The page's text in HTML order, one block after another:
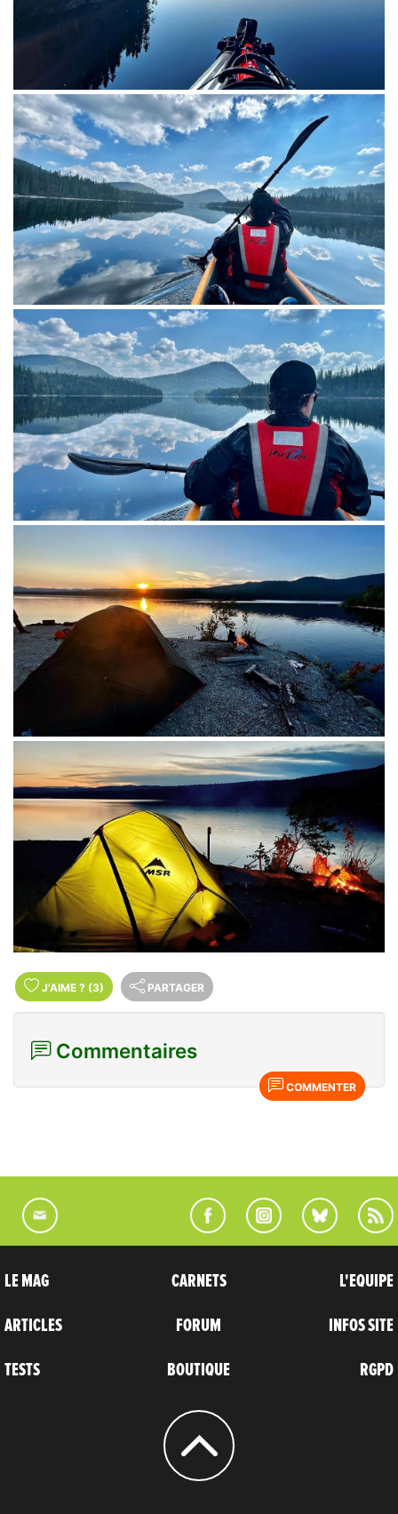
J'AIME ? (3) PARTAGER
Commentaires
COMMENTER
LE MAG
ARTICLES
TESTS
CARNETS
FORUM
BOUTIQUE
L'EQUIPE
INFOS SITE
RGPD